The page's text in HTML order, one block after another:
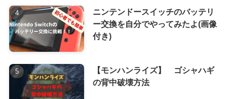
ニンテンドースイッチのバッテリ
ー交換を自分でやってみたよ(画像
付き)
【モンハンライズ】 ゴシャハギ
の背中破壊方法